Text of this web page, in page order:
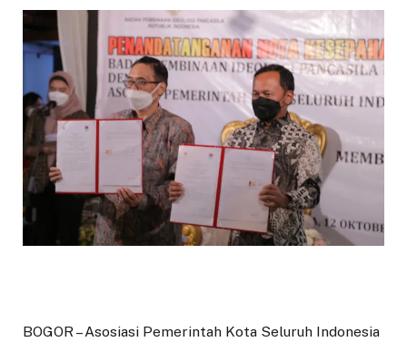
BOGOR – Asosiasi Pemerintah Kota Seluruh Indonesia